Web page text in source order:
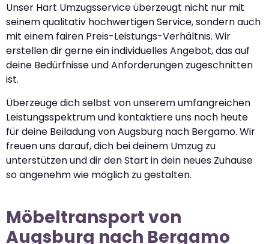
Unser Hart Umzugsservice überzeugt nicht nur mit
seinem qualitativ hochwertigen Service, sondern auch
mit einem fairen Preis-Leistungs-Verhältnis. Wir
erstellen dir gerne ein individuelles Angebot, das auf
deine Bedürfnisse und Anforderungen zugeschnitten
ist.
Überzeuge dich selbst von unserem umfangreichen
Leistungsspektrum und kontaktiere uns noch heute
für deine Beiladung von Augsburg nach Bergamo. Wir
freuen uns darauf, dich bei deinem Umzug zu
unterstützen und dir den Start in dein neues Zuhause
so angenehm wie möglich zu gestalten.
Möbeltransport von
Augsburg nach Bergamo